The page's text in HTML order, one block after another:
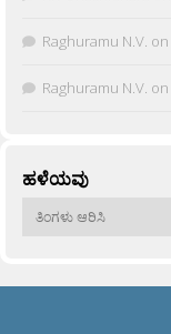
Raghuramu N.V. on
Raghuramu N.V. on
ಹಳೆಯವು
ಹಳೆಯವು